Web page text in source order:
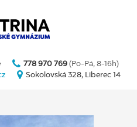
778 970 769 (Po-Pá, 8-16h)
Sokolovská 328, Liberec 14